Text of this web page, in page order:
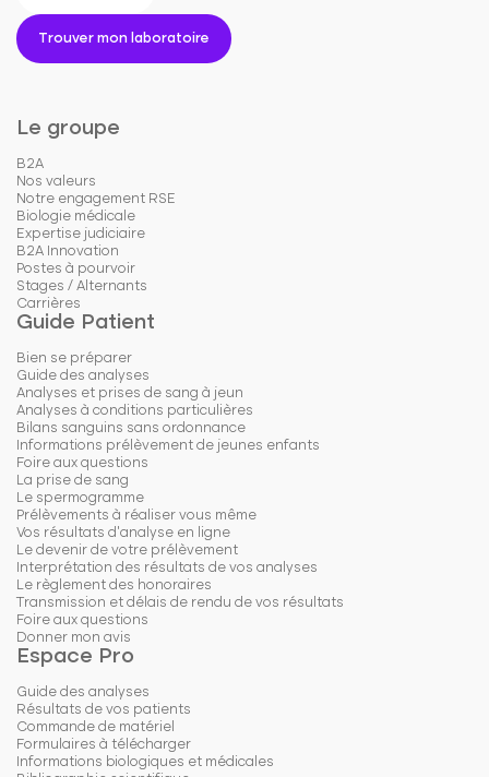
Guide Patient
Bien se préparer
Guide des analyses
Analyses et prises de sang à jeun
Analyses à conditions particulières
Bilans sanguins sans ordonnance
Informations prélèvement de jeunes enfants
Foire aux questions
La prise de sang
Le spermogramme
Prélèvements à réaliser vous même
Vos résultats d'analyse en ligne
Le devenir de votre prélèvement
Interprétation des résultats de vos analyses
Le règlement des honoraires
Transmission et délais de rendu de vos résultats
Foire aux questions
Donner mon avis
Espace Pro
Guide des analyses
Résultats de vos patients
Commande de matériel
Formulaires à télécharger
Informations biologiques et médicales
Trouver mon laboratoire
Le groupe
B2A
Nos valeurs
Notre engagement RSE
Biologie médicale
Expertise judiciaire
B2A Innovation
Postes à pourvoir
Stages / Alternants
Carrières